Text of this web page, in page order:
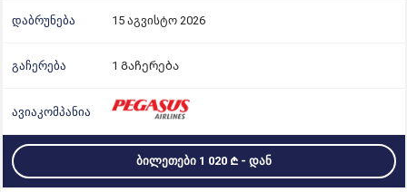
15 აგვისტო 2026
1 Გაჩერება
ᲑᲘᲚᲔᲗᲔᲑᲘ 1 020 - ᲓᲐᲜ